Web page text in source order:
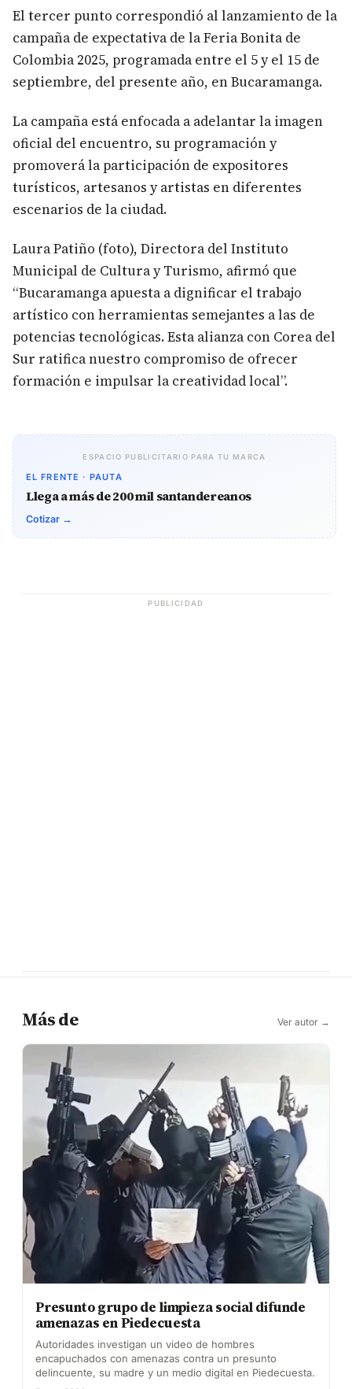
El tercer punto correspondió al lanzamiento de la
campaña de expectativa de la Feria Bonita de
Colombia 2025, programada entre el 5 y el 15 de
septiembre, del presente año, en Bucaramanga.
La campaña está enfocada a adelantar la imagen
oficial del encuentro, su programación y
promoverá la participación de expositores
turísticos, artesanos y artistas en diferentes
escenarios de la ciudad.
Laura Patiño (foto), Directora del Instituto
Municipal de Cultura y Turismo, afirmó que
“Bucaramanga apuesta a dignificar el trabajo
artístico con herramientas semejantes a las de
potencias tecnológicas. Esta alianza con Corea del
Sur ratifica nuestro compromiso de ofrecer
formación e impulsar la creatividad local”.
ESPACIO PUBLICITARIO PARA TU MARCA
EL FRENTE · PAUTA
Llega a más de 200 mil santandereanos
Cotizar →
PUBLICIDAD
Más de Ver autor →
Presunto grupo de limpieza social difunde
amenazas en Piedecuesta
Autoridades investigan un video de hombres
encapuchados con amenazas contra un presunto
delincuente, su madre y un medio digital en Piedecuesta.